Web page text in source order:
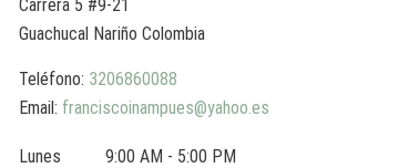
Carrera 5 #9-21
Guachucal Nariño Colombia
Teléfono: 3206860088
Email: franciscoinampues@yahoo.es
Lunes
9:00 AM - 5:00 PM